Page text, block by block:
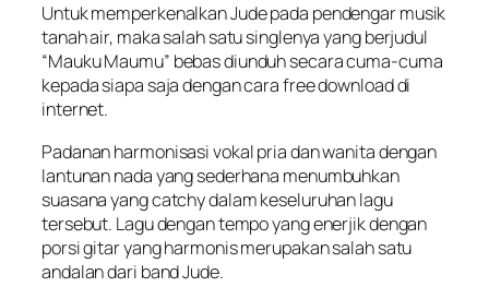
Untuk memperkenalkan Jude pada pendengar musik
tanah air, maka salah satu singlenya yang berjudul
“Mauku Maumu” bebas diunduh secara cuma-cuma
kepada siapa saja dengan cara free download di
internet.
Padanan harmonisasi vokal pria dan wanita dengan
lantunan nada yang sederhana menumbuhkan
suasana yang catchy dalam keseluruhan lagu
tersebut. Lagu dengan tempo yang enerjik dengan
porsi gitar yang harmonis merupakan salah satu
andalan dari band Jude.